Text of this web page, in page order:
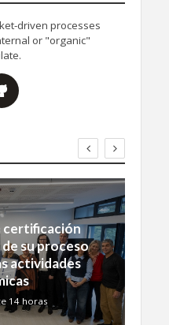
driven processes
or "organic"
certificación
su proceso
actividades
14 horas